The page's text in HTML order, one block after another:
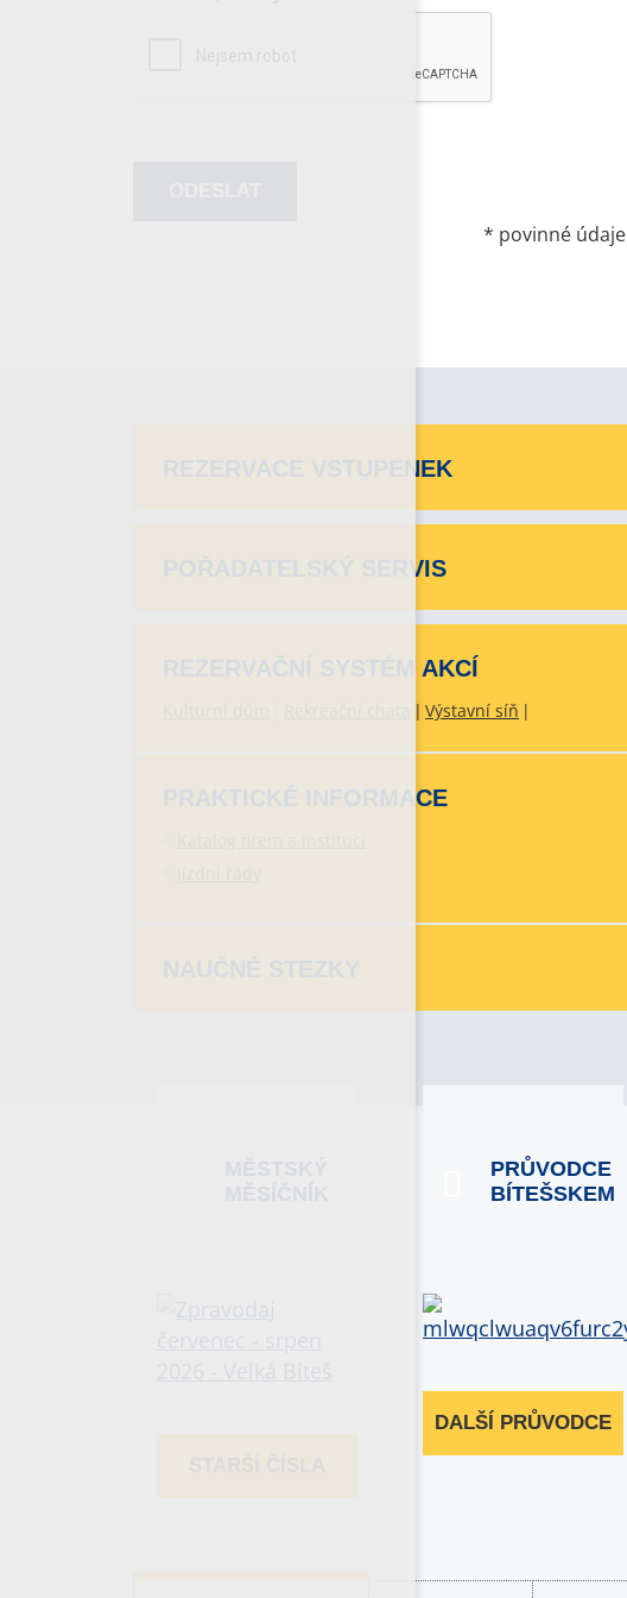
* povinné údaje
REZERVACE VSTUPENEK
POŘADATELSKÝ SERVIS
REZERVAČNÍ SYSTÉM AKCÍ
Výstavní síň
PRAKTICKÉ INFORMACE
PRŮVODCE
BÍTEŠSKEM
DALŠÍ PRŮVODCE